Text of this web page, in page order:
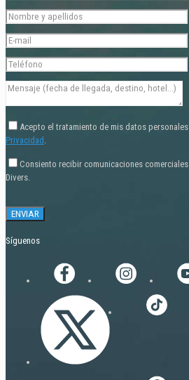
Acepto el tratamiento de mis datos
Privacidad .
Consiento recibir comunicaciones
Divers.
Síguenos